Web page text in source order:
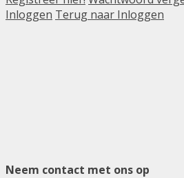
Inloggen Terug naar Inloggen
Neem contact met ons op